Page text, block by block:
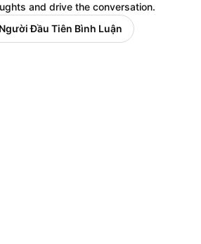
and drive the conversation.
Đầu Tiên Bình Luận